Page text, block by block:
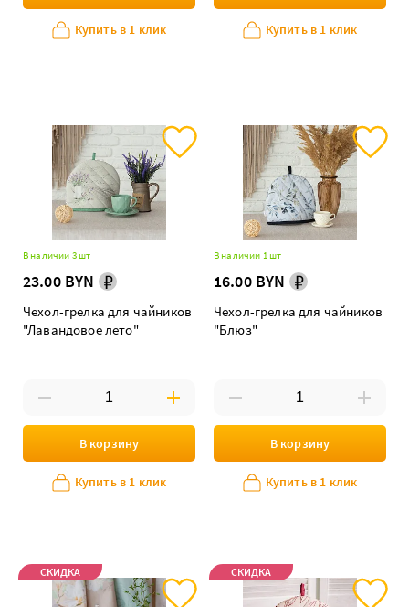
Купить в 1 клик Купить в 1 клик
В наличии 3 шт
23.00 BYN
Чехол-грелка для чайников
"Лавандовое лето"
В корзину
Купить в 1 клик
В наличии 1 шт
16.00 BYN
Чехол-грелка для чайников
"Блюз"
В корзину
Купить в 1 клик
СКИДКА СКИДКА